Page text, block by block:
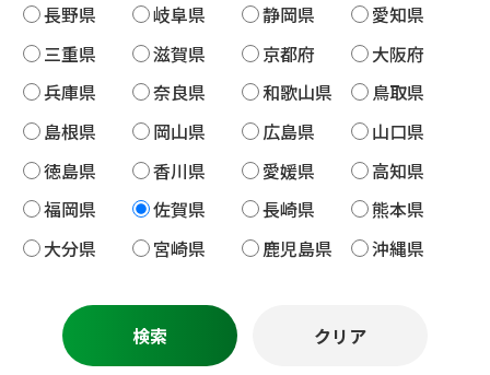
長野県
岐阜県 静岡県
愛知県
三重県
滋賀県 京都府
大阪府
兵庫県
奈良県 和歌山県
鳥取県
島根県
岡山県 広島県
山口県
徳島県
香川県 愛媛県
高知県
福岡県
佐賀県 長崎県
熊本県
大分県
宮崎県 鹿児島県 沖縄県